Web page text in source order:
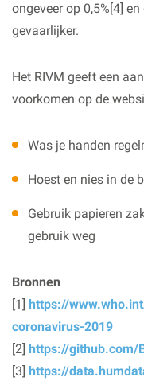
ongeveer op 0,5%[4]
gevaarlijker.
Het RIVM geeft een
voorkomen op de
Was je handen
Hoest en nies in de
Gebruik papieren
gebruik weg
Bronnen
[1] https://
coronavirus-2019
[2] https://github.com/
[3] https://